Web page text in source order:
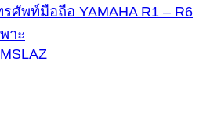
ศัพท์มือถือ YAMAHA R1 – R6
าะ